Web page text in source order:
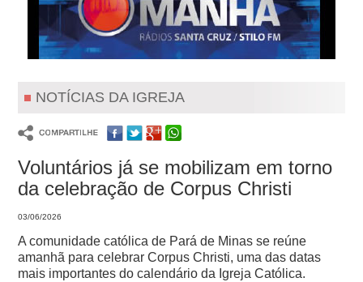
NOTÍCIAS DA IGREJA
Voluntários já se mobilizam em torno
da celebração de Corpus Christi
03/06/2026
A comunidade católica de Pará de Minas se reúne
amanhã para celebrar Corpus Christi, uma das datas
mais importantes do calendário da Igreja Católica.